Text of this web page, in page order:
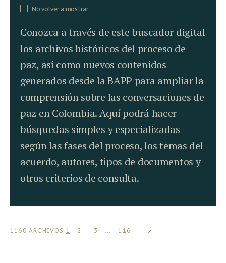
No volver a mostrar
Conozca a través de este buscador digital
los archivos históricos del proceso de
paz, así como nuevos contenidos
generados desde la BAPP para ampliar la
comprensión sobre las conversaciones de
paz en Colombia. Aquí podrá hacer
búsquedas simples y especializadas
según las fases del proceso, los temas del
acuerdo, autores, tipos de documentos y
otros criterios de consulta.
1160 ARCHIVOS 1 2 3 … 116